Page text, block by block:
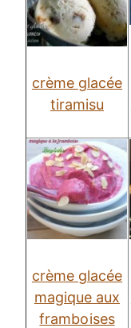
crème glacée
tiramisu
crème glacée
magique aux
framboises